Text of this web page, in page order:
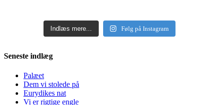
Indlæs mere... Følg på Instagram
Seneste indlæg
Palæet
Dem vi stolede på
Eurydikes nat
Vi er rigtige engle